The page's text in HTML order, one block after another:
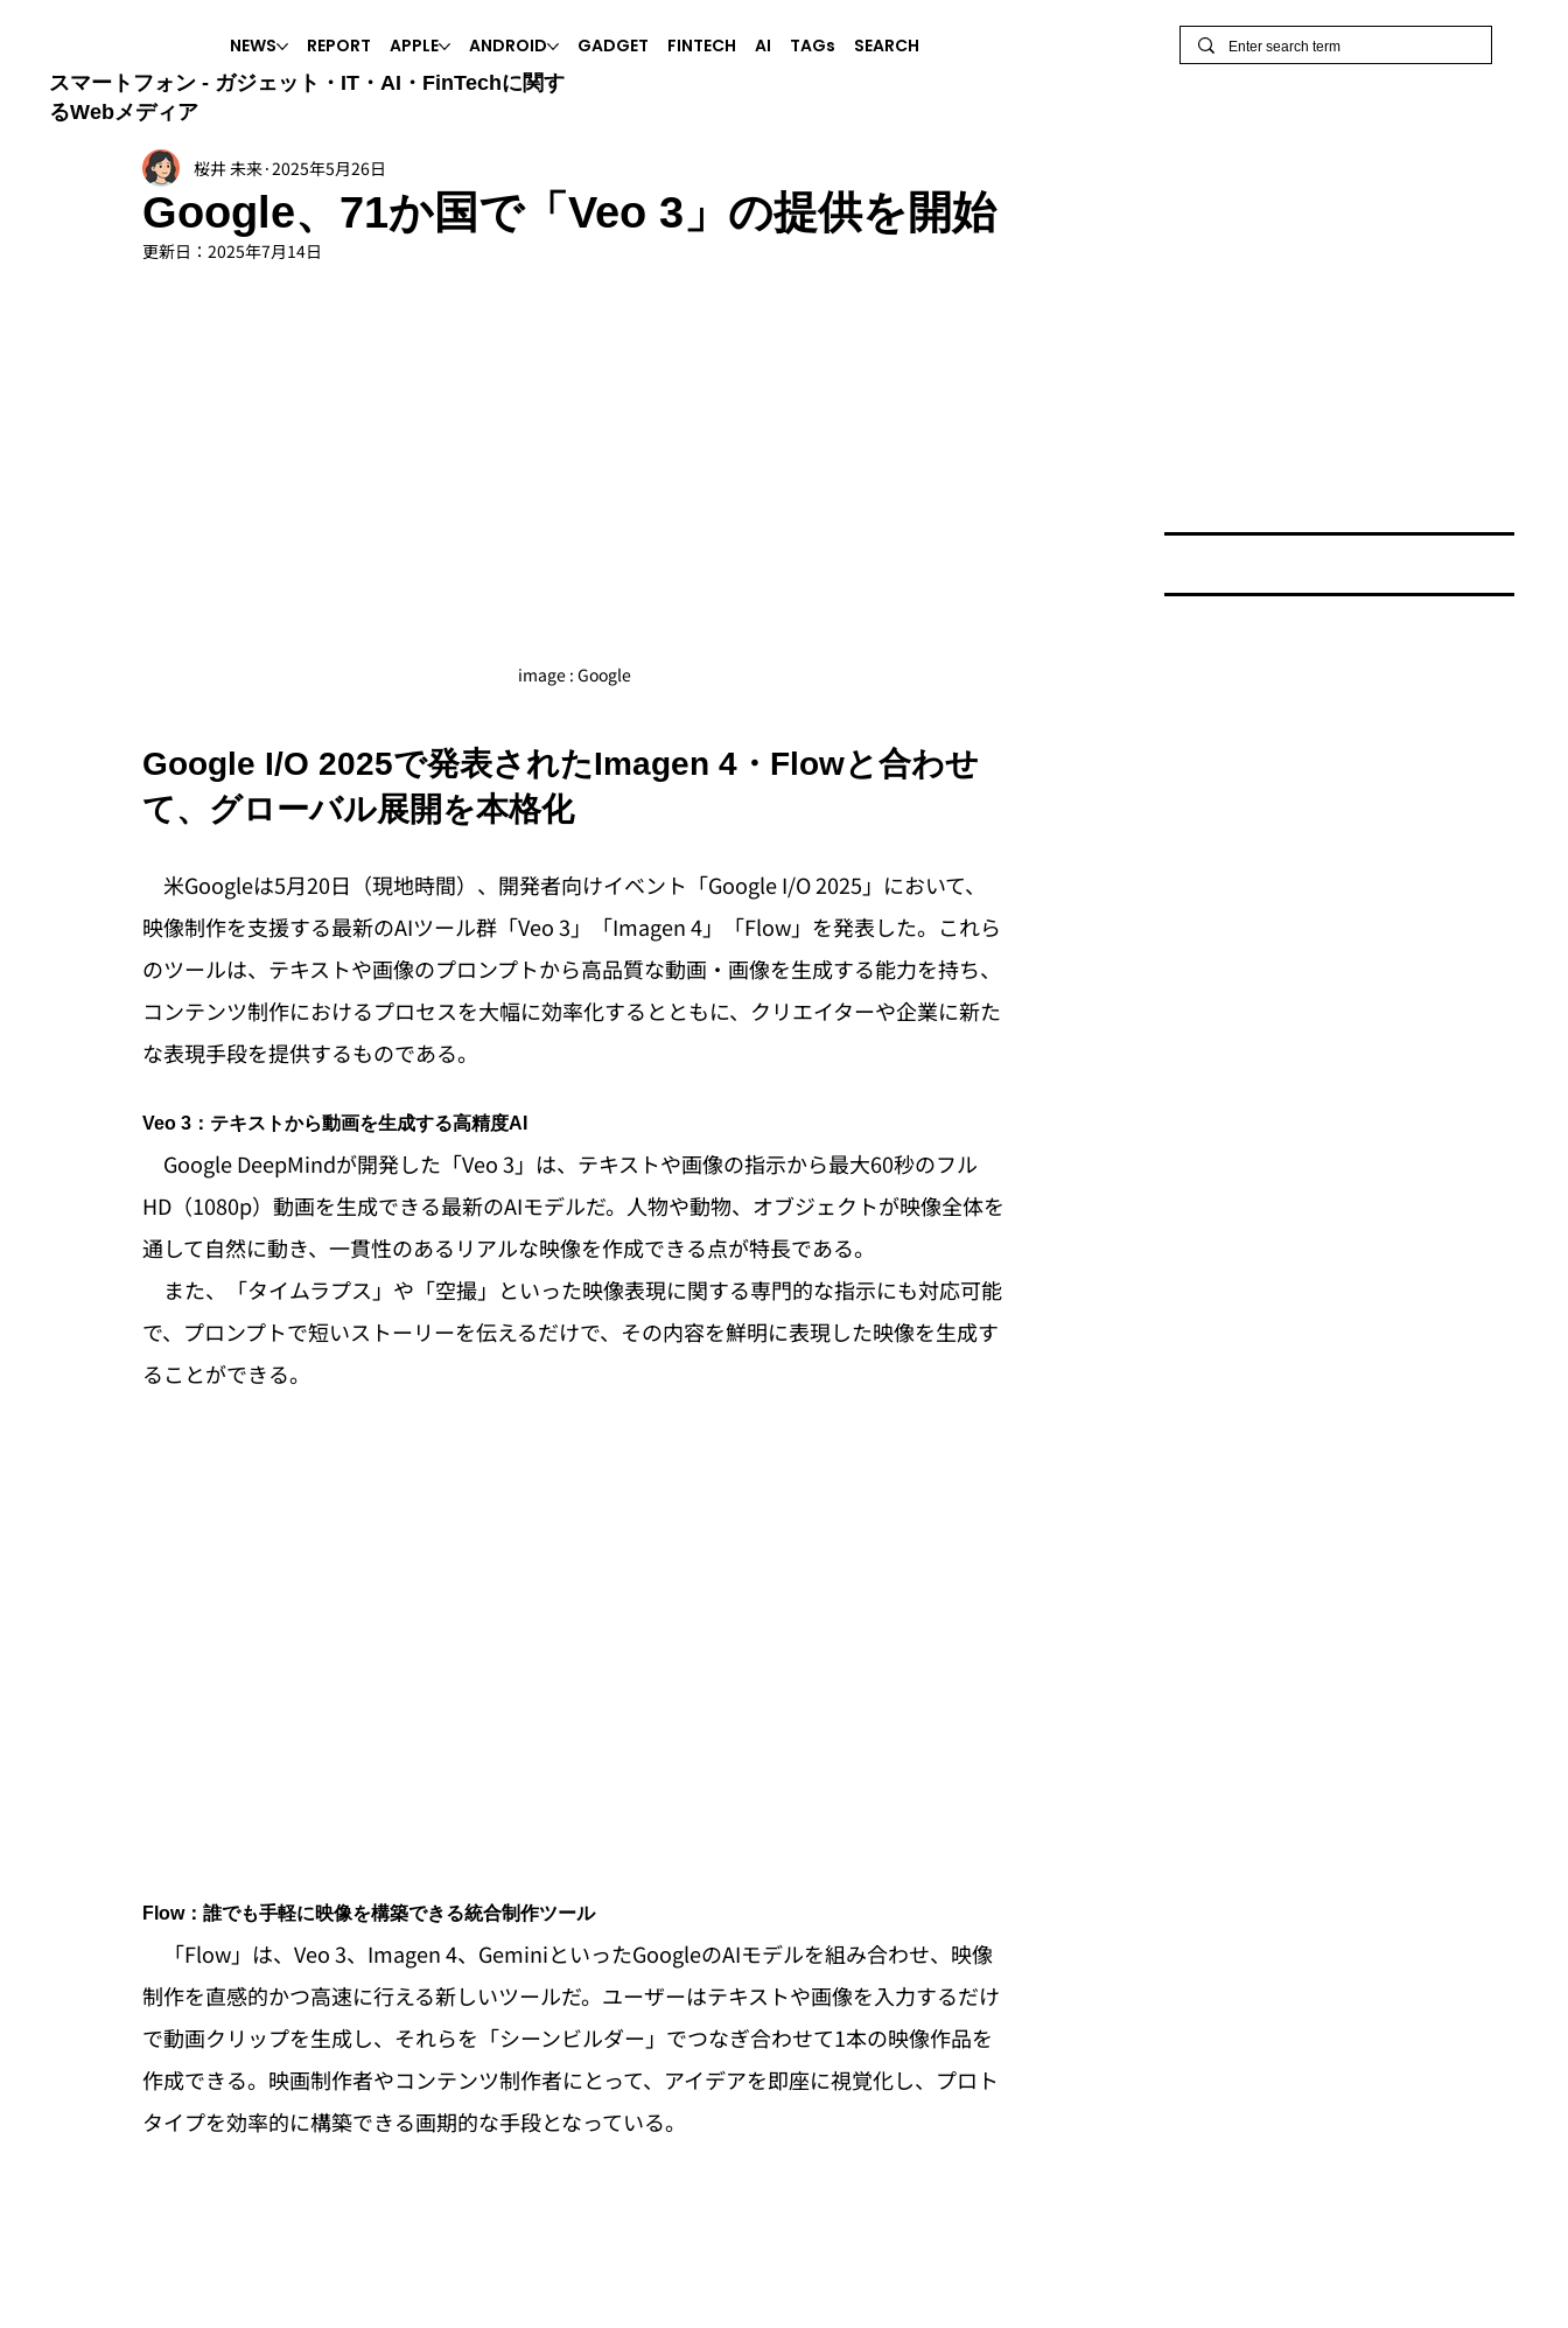
スマートフォン - ガジェット・IT・AI・FinTechに関す
るWebメディア
NEWS REPORT APPLE ANDROID GADGET FINTECH AI TAGs SEARCH
Google、71か国で「Veo 3」の提供を開始
桜井 未来 2025年5月26日
更新日： 2025年7月14日
image : Google
Google I/O 2025で発表されたImagen 4・Flowと合わせ
て、グローバル展開を本格化
米Googleは5月20日（現地時間）、開発者向けイベント「Google I/O 2025」において、
映像制作を支援する最新のAIツール群「Veo 3」「Imagen 4」「Flow」を発表した。これら
のツールは、テキストや画像のプロンプトから高品質な動画・画像を生成する能力を持ち、
コンテンツ制作におけるプロセスを大幅に効率化するとともに、クリエイターや企業に新た
な表現手段を提供するものである。
Veo 3：テキストから動画を生成する高精度AI
Google DeepMindが開発した「Veo 3」は、テキストや画像の指示から最大60秒のフル
HD（1080p）動画を生成できる最新のAIモデルだ。人物や動物、オブジェクトが映像全体を
通して自然に動き、一貫性のあるリアルな映像を作成できる点が特長である。
また、「タイムラプス」や「空撮」といった映像表現に関する専門的な指示にも対応可能
で、プロンプトで短いストーリーを伝えるだけで、その内容を鮮明に表現した映像を生成す
ることができる。
Flow：誰でも手軽に映像を構築できる統合制作ツール
「Flow」は、Veo 3、Imagen 4、GeminiといったGoogleのAIモデルを組み合わせ、映像
制作を直感的かつ高速に行える新しいツールだ。ユーザーはテキストや画像を入力するだけ
で動画クリップを生成し、それらを「シーンビルダー」でつなぎ合わせて1本の映像作品を
作成できる。映画制作者やコンテンツ制作者にとって、アイデアを即座に視覚化し、プロト
タイプを効率的に構築できる画期的な手段となっている。